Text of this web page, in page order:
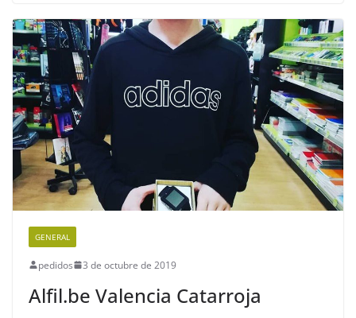
GENERAL
pedidos 3 de octubre de 2019
Alfil.be Valencia Catarroja